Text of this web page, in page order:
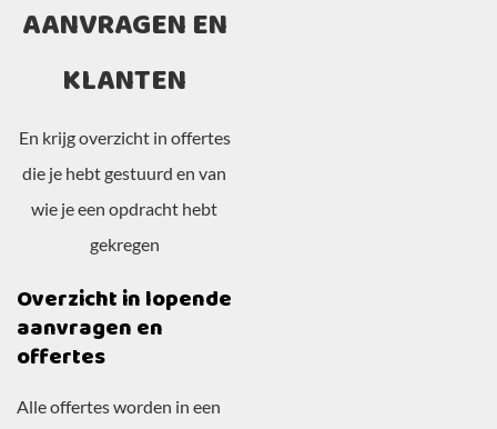
AANVRAGEN EN
KLANTEN
En krijg overzicht in offertes
die je hebt gestuurd en van
wie je een opdracht hebt
gekregen
Overzicht in lopende
aanvragen en
offertes
Alle offertes worden in een